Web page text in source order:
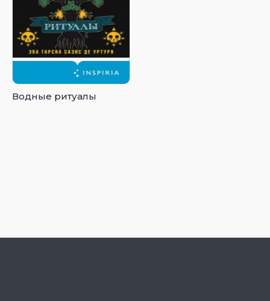
Водные ритуалы